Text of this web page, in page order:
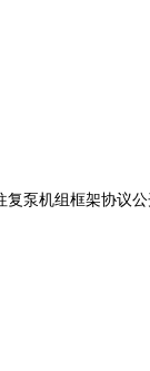
复泵机组框架协议